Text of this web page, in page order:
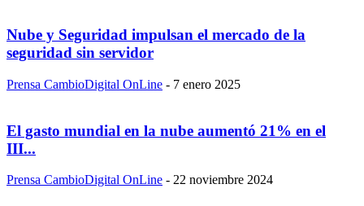
Nube y Seguridad impulsan el mercado de la
seguridad sin servidor
Prensa CambioDigital OnLine - 7 enero 2025
El gasto mundial en la nube aumentó 21% en el
III...
Prensa CambioDigital OnLine - 22 noviembre 2024